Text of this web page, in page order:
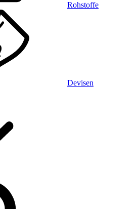
Rohstoffe
Devisen